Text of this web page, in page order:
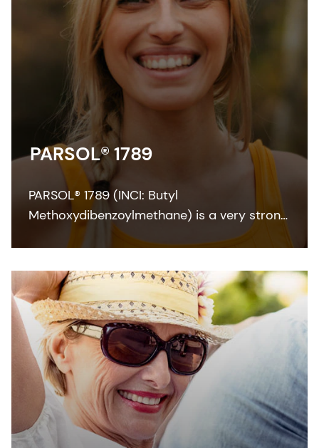
PARSOL® 1789
PARSOL® 1789 (INCI: Butyl
Methoxydibenzoylmethane) is a very strong
and efficient UVA absorber for sunscreen
broadband protection when combined with
effective UVB filters and can also
contribute to SPF.